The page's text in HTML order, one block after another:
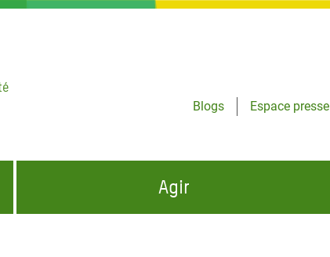
Blogs
Espace presse
Agir